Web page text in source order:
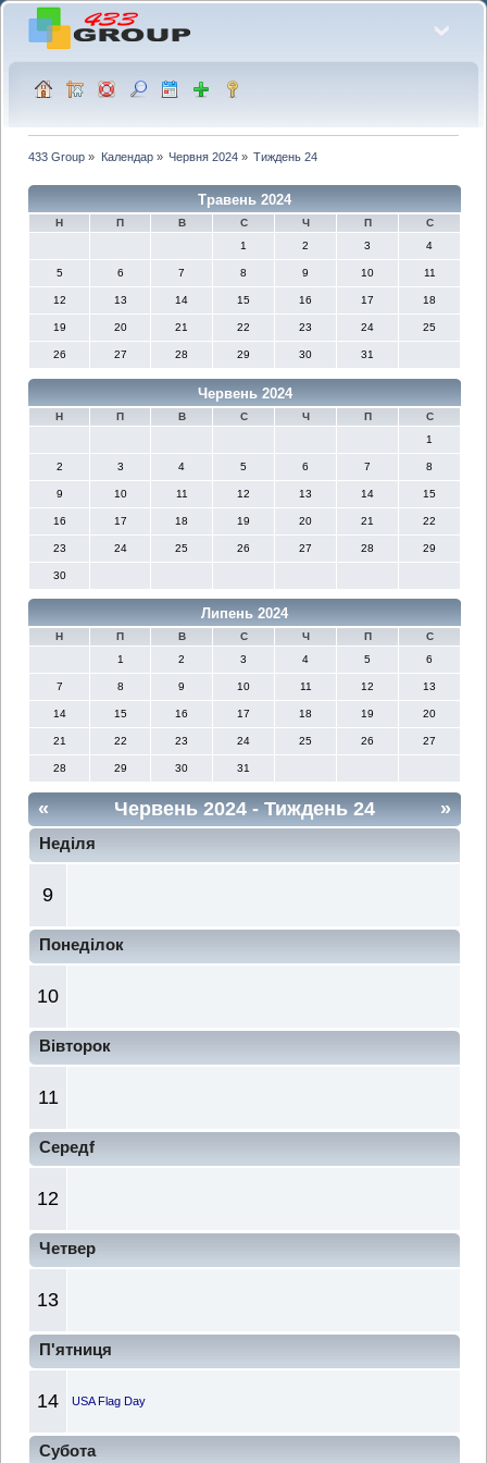
433 Group » Календар» Червня 2024» Тиждень 24
Травень 2024
Н П В С Ч П
С
1
2 3 4
5 6 7 8 9 10 11
12 13 14 15 16 17 18
19 20 21 22 23 24 25
26 27 28 29 30 31
Червень 2024
Н П В С Ч П
С
1
2 3 4 5 6 7 8
9 10 11 12 13 14 15
16 17 18 19 20 21 22
23 24 25 26 27 28 29
30
Липень 2024
Н П В С Ч П
С
1
2 3 4 5 6
7 8 9 10 11 12 13
14 15 16 17 18 19 20
21 22 23 24 25 26 27
28 29 30 31
« »
Червень 2024- Тиждень 24
Неділя
9
Понеділок
10
Вівторок
11
Середf
12
Четвер
13
П'ятниця
14 USA Flag Day
Субота